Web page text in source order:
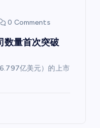
0 Comments
数量首次突破
亿美元）的上市